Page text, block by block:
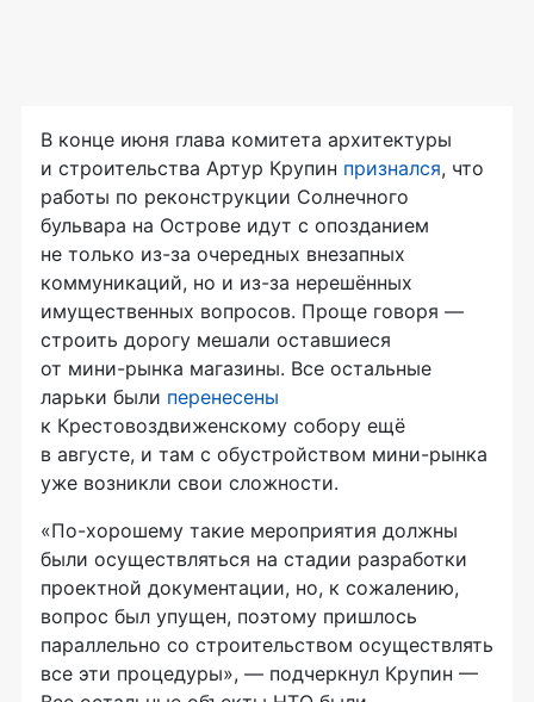
В конце июня глава комитета архитектуры
и строительства Артур Крупин признался, что
работы по реконструкции Солнечного
бульвара на Острове идут с опозданием
не только из-за очередных внезапных
коммуникаций, но и из-за нерешённых
имущественных вопросов. Проще говоря —
строить дорогу мешали оставшиеся
от мини-рынка магазины. Все остальные
ларьки были перенесены
к Крестовоздвиженскому собору ещё
в августе, и там с обустройством мини-рынка
уже возникли свои сложности.
«По-хорошему такие мероприятия должны
были осуществляться на стадии разработки
проектной документации, но, к сожалению,
вопрос был упущен, поэтому пришлось
параллельно со строительством осуществлять
все эти процедуры», — подчеркнул Крупин —